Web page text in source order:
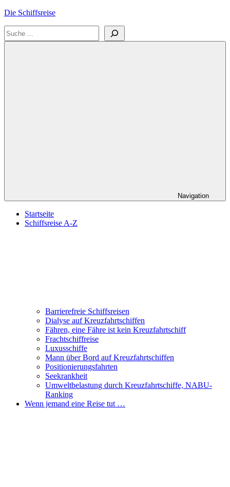
Zum
springen
Die Schiffsreise
Literatur-
Suchen
Navigation
Startseite
Schiffsreise A-Z
Barrierefreie Schiffsreisen
Dialyse auf Kreuzfahrtschiffen
Fähren, eine Fähre ist kein Kreuzfahrtschiff
Frachtschiffreise
Luxusschiffe
Mann über Bord auf Kreuzfahrtschiffen
Positionierungsfahrten
Seekrankheit
Umweltbelastung durch Kreuzfahrtschiffe, NABU-
Ranking
Wenn jemand eine Reise tut …